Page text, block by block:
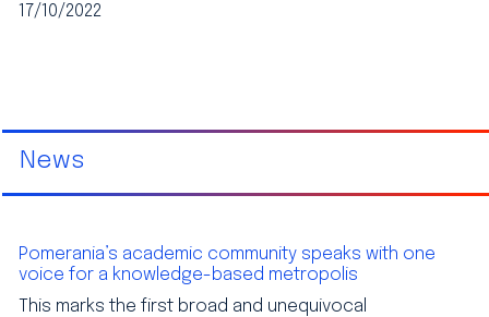
17/10/2022
News
Pomerania’s academic community speaks with one
voice for a knowledge-based metropolis
This marks the first broad and unequivocal